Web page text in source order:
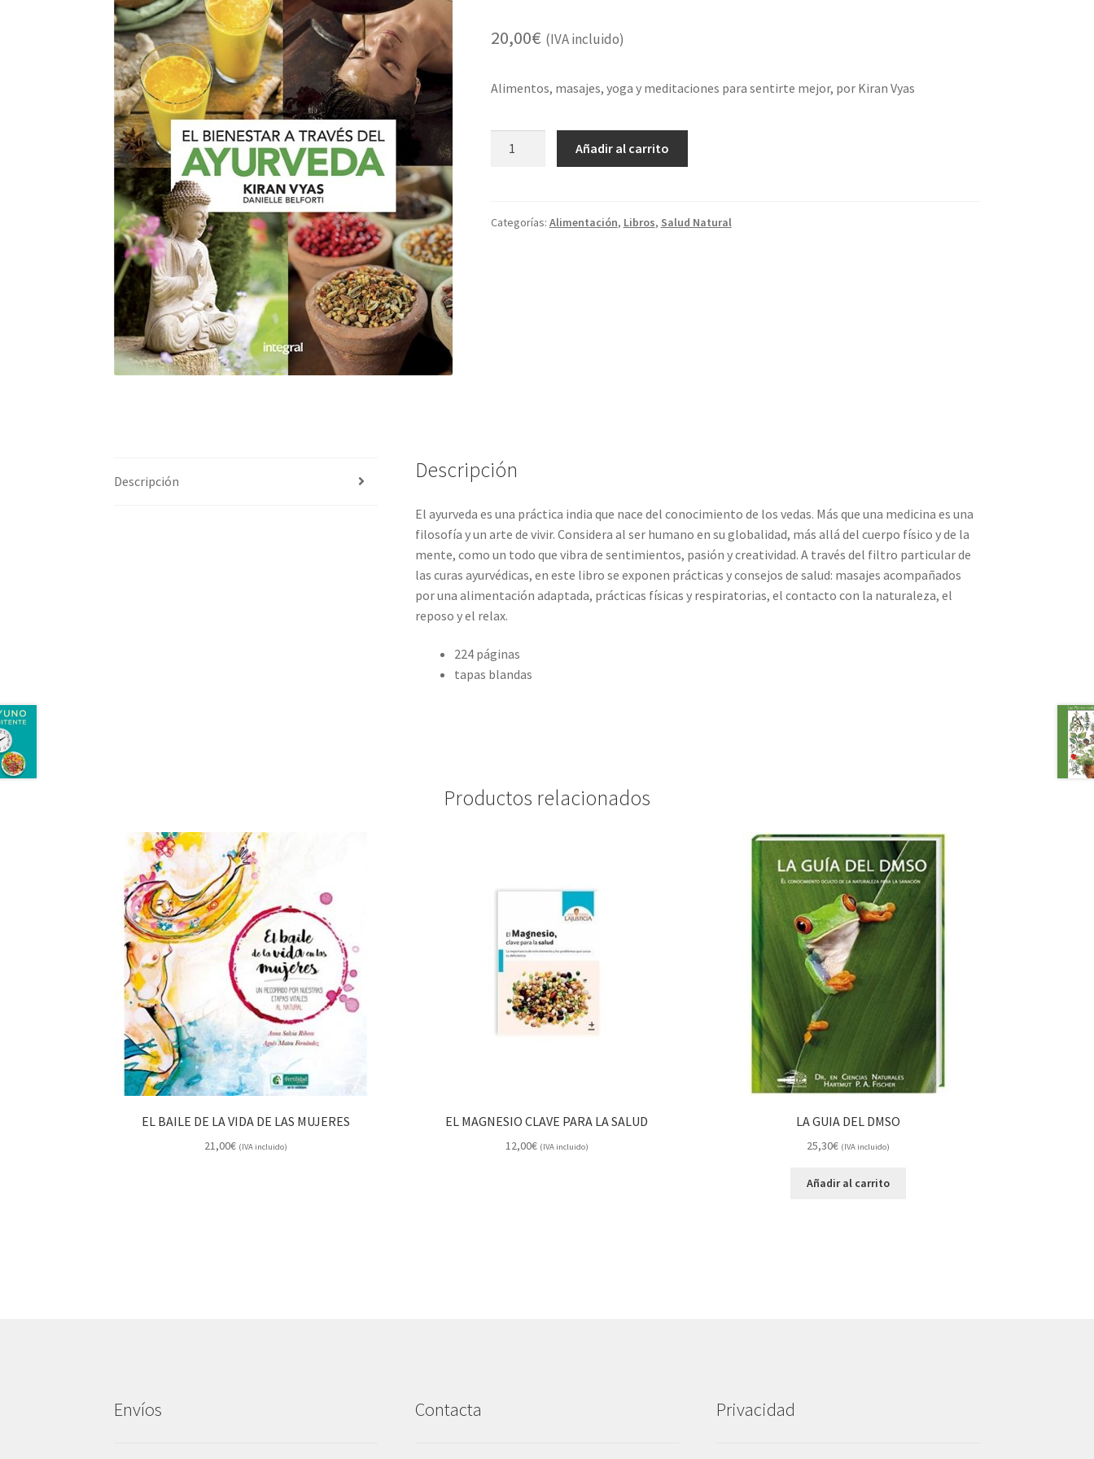
20,00€ (IVA incluido)
Alimentos, masajes, yoga y meditaciones para sentirte mejor, por Kiran Vyas
del
Añadir al carrito
Categorías: Alimentación, Libros, Salud Natural
Descripción Descripción
El ayurveda es una práctica india que nace del conocimiento de los vedas. Más que una medicina es una
filosofía y un arte de vivir. Considera al ser humano en su globalidad, más allá del cuerpo físico y de la
mente, como un todo que vibra de sentimientos, pasión y creatividad. A través del filtro particular de
las curas ayurvédicas, en este libro se exponen prácticas y consejos de salud: masajes acompañados
por una alimentación adaptada, prácticas físicas y respiratorias, el contacto con la naturaleza, el
reposo y el relax.
224 páginas
tapas blandas
Productos relacionados
EL BAILE DE LA VIDA DE LAS MUJERES
21,00€ (IVA incluido)
EL MAGNESIO CLAVE PARA LA SALUD
12,00€ (IVA incluido)
LA GUIA DEL DMSO
25,30€ (IVA incluido)
Añadir al carrito
Envíos Contacta Privacidad